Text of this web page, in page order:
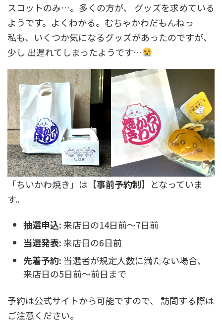
スコットのみ…。多くの方が、 グッズを求めている
ようです。よくわかる。むちゃかわだもんねっ
私も、いくつか気になるグッズがあったのですが、
少し 出遅れてしまったようです…
「ちいかわ焼き」は【事前予約制】となっていま
す。
抽選申込:来店日の14日前～7日前
当選発表:来店日の6日前
先着予約: 当選者が規定人数に満たない場合、
来店日の5日前～前日まで
予約は公式サイトから可能ですので、 訪問する際は
ご注意ください。